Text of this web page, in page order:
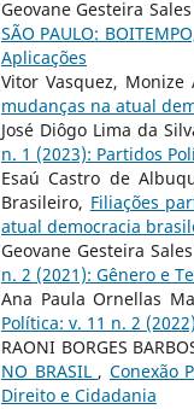
Geovane Gesteira
SÃO PAULO:
Aplicações
Vitor Vasquez, Monize
mudanças na atual
José Diôgo Lima da
n. 1 (2023): Partidos
Esaú Castro de
Brasileiro, Filiações
atual democracia
Geovane Gesteira
n. 2 (2021): Gênero e
Ana Paula Ornellas
Política: v. 11 n. 2
RAONI BORGES
NO BRASIL , Conexão
Direito e Cidadania